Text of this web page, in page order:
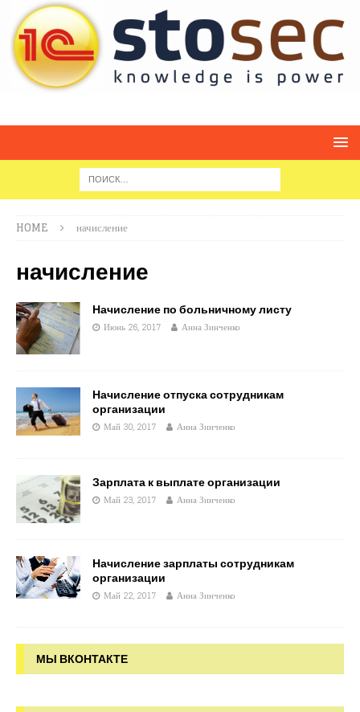
HOME начисление
начисление
Начисление по больничному листу
Июнь 26, 2017 Анна Зинченко
Начисление отпуска сотрудникам
организации
Май 30, 2017 Анна Зинченко
Зарплата к выплате организации
Май 23, 2017 Анна Зинченко
Начисление зарплаты сотрудникам
организации
Май 22, 2017 Анна Зинченко
МЫ ВКОНТАКТЕ